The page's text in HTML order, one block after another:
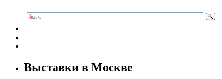
Выставки в Москве